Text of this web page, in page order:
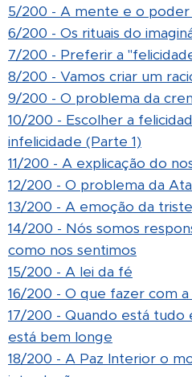
5/200 - A mente e o poder
6/200 - Os rituais do
7/200 - Preferir a
8/200 - Vamos criar um
9/200 - O problema da
10/200 - Escolher a
infelicidade (Parte 1)
11/200 - A explicação do
12/200 - O problema da
13/200 - A emoção da
14/200 - Nós somos
como nos sentimos
15/200 - A lei da fé
16/200 - O que fazer com a
17/200 - Quando está tudo
está bem longe
18/200 - A Paz Interior o